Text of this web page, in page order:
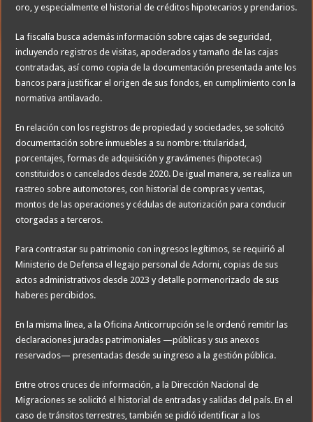
oro, y especialmente el historial de créditos hipotecarios y prendarios.
La fiscalía busca además información sobre cajas de seguridad,
incluyendo registros de visitas, apoderados y tamaño de las cajas
contratadas, así como copia de la documentación presentada ante los
bancos para justificar el origen de sus fondos, en cumplimiento con la
normativa antilavado.
En relación con los registros de propiedad y sociedades, se solicitó
documentación sobre inmuebles a su nombre: titularidad,
porcentajes, formas de adquisición y gravámenes (hipotecas)
constituidos o cancelados desde 2020. De igual manera, se realiza un
rastreo sobre automotores, con historial de compras y ventas,
montos de las operaciones y cédulas de autorización para conducir
otorgadas a terceros.
Para contrastar su patrimonio con ingresos legítimos, se requirió al
Ministerio de Defensa el legajo personal de Adorni, copias de sus
actos administrativos desde 2023 y detalle pormenorizado de sus
haberes percibidos.
En la misma línea, a la Oficina Anticorrupción se le ordenó remitir las
declaraciones juradas patrimoniales —públicas y sus anexos
reservados— presentadas desde su ingreso a la gestión pública.
Entre otros cruces de información, a la Dirección Nacional de
Migraciones se solicitó el historial de entradas y salidas del país. En el
caso de tránsitos terrestres, también se pidió identificar a los